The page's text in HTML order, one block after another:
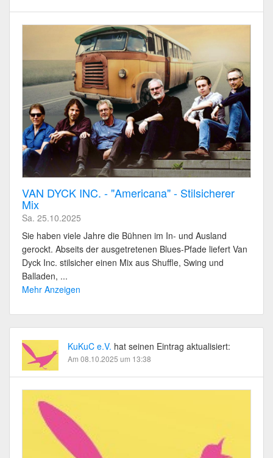
VAN DYCK INC. - "Americana" - Stilsicherer
Mix
Sa. 25.10.2025
Sie haben viele Jahre die Bühnen im In- und Ausland
gerockt. Abseits der ausgetretenen Blues-Pfade liefert Van
Dyck Inc. stilsicher einen Mix aus Shuffle, Swing und
Balladen, ...
Mehr Anzeigen
KuKuC e.V. hat seinen Eintrag aktualisiert:
Am 08.10.2025 um 13:38